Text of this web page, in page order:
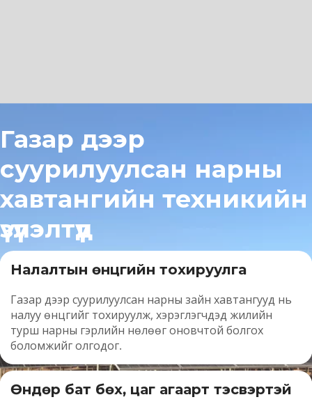
Газар дээр
суурилуулсан нарны
хавтангийн техникийн
үзүүлэлтүүд
Налалтын өнцгийн тохируулга
Газар дээр суурилуулсан нарны зайн хавтангууд нь
налуу өнцгийг тохируулж, хэрэглэгчдэд жилийн
турш нарны гэрлийн нөлөөг оновчтой болгох
боломжийг олгодог.
Өндөр бат бөх, цаг агаарт тэсвэртэй